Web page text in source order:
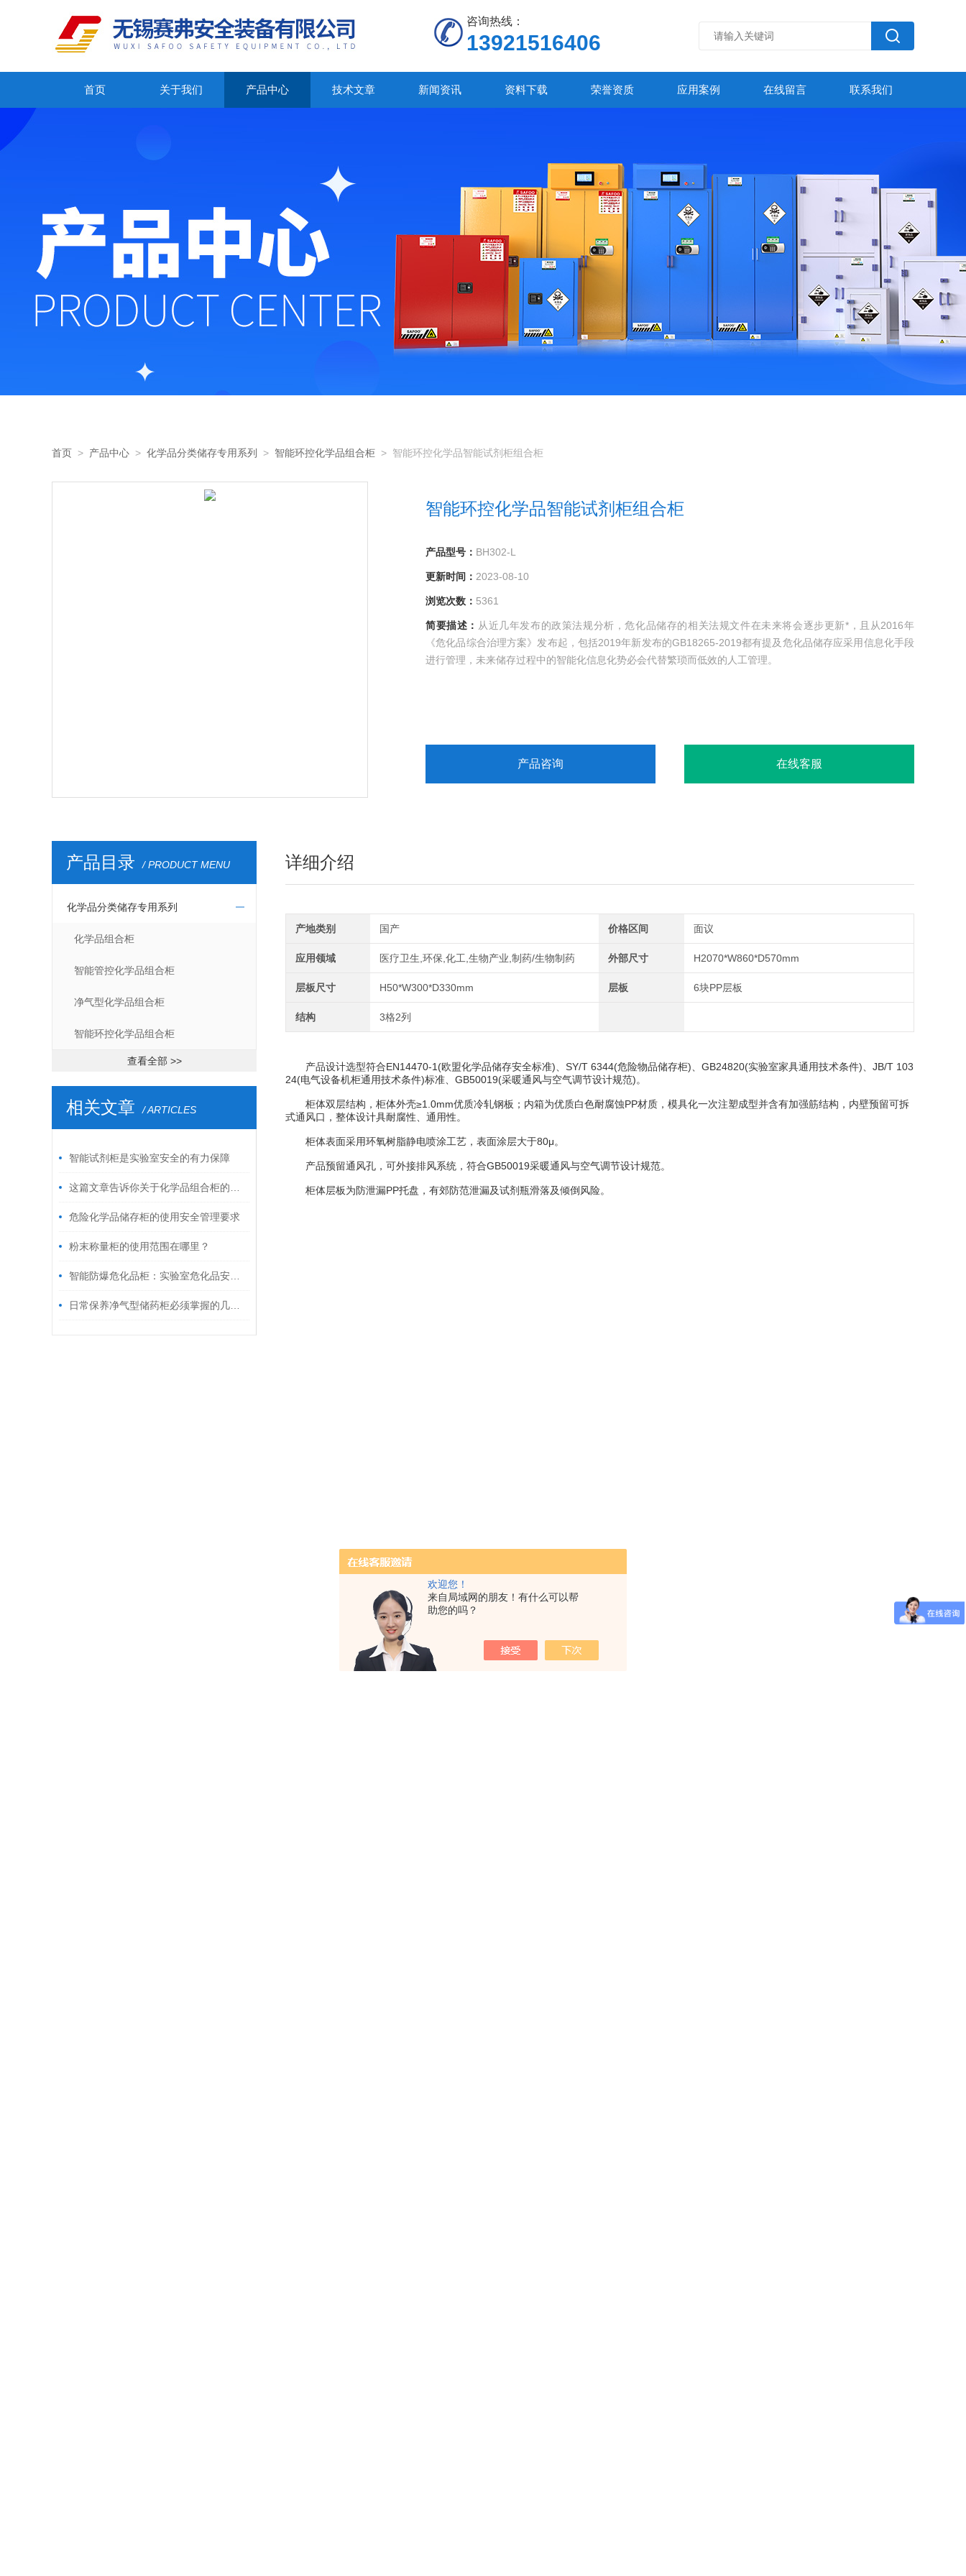
欢迎您！
来自局域网的朋友！有什么可以帮
助您的吗？
咨询热线：
13921516406
首页 关于我们 产品中心 技术文章 新闻资讯 资料下载 荣誉资质 应用案例 在线留言 联系我们
首页 > 产品中心 > 化学品分类储存专用系列 > 智能环控化学品组合柜 > 智能环控化学品智能试剂柜组合柜
智能环控化学品智能试剂柜组合柜
产品型号： BH302-L
更新时间： 2023-08-10
浏览次数： 5361
简要描述： 从近几年发布的政策法规分析，危化品储存的相关法规文件在未来将会逐步更新*，且从2016年
《危化品综合治理方案》发布起，包括2019年新发布的GB18265-2019都有提及危化品储存应采用信息化手段
进行管理，未来储存过程中的智能化信息化势必会代替繁琐而低效的人工管理。
产品咨询 在线客服
详细介绍
产地类别 国产 价格区间 面议
应用领域 医疗卫生,环保,化工,生物产业,制药/生物制药 外部尺寸 H2070*W860*D570mm
层板尺寸 H50*W300*D330mm 层板 6块PP层板
结构 3格2列
产品设计选型符合EN14470-1(欧盟化学品储存安全标准)、SY/T 6344(危险物品储存柜)、GB24820(实验室家具通用技术条件)、JB/T 103
24(电气设备机柜通用技术条件)标准、GB50019(采暖通风与空气调节设计规范)。
柜体双层结构，柜体外壳≥1.0mm优质冷轧钢板；内箱为优质白色耐腐蚀PP材质，模具化一次注塑成型并含有加强筋结构，内壁预留可拆
式通风口，整体设计具耐腐性、通用性。
柜体表面采用环氧树脂静电喷涂工艺，表面涂层大于80μ。
产品预留通风孔，可外接排风系统，符合GB50019采暖通风与空气调节设计规范。
柜体层板为防泄漏PP托盘，有郊防范泄漏及试剂瓶滑落及倾倒风险。
产品目录 / PRODUCT MENU
化学品分类储存专用系列
化学品组合柜
智能管控化学品组合柜
净气型化学品组合柜
智能环控化学品组合柜
查看全部 >>
相关文章 / ARTICLES
智能试剂柜是实验室安全的有力保障
这篇文章告诉你关于化学品组合柜的过滤器该如何选择
危险化学品储存柜的使用安全管理要求
粉末称量柜的使用范围在哪里？
智能防爆危化品柜：实验室危化品安全存储核心装备
日常保养净气型储药柜必须掌握的几个要点